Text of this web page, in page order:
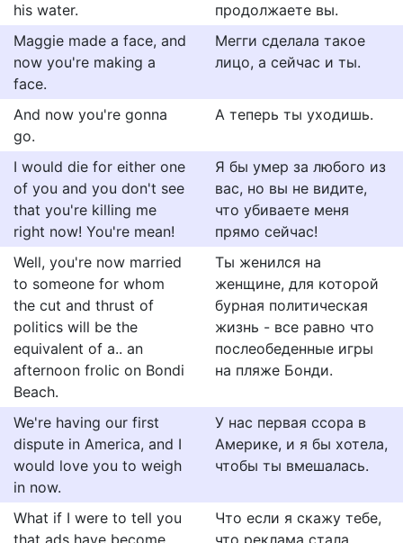
his water.
продолжаете вы.
Maggie made a face, and
now you're making a
face.
Мегги сделала такое
лицо, а сейчас и ты.
And now you're gonna
go.
А теперь ты уходишь.
I would die for either one
of you and you don't see
that you're killing me
right now! You're mean!
Я бы умер за любого из
вас, но вы не видите,
что убиваете меня
прямо сейчас!
Well, you're now married
to someone for whom
the cut and thrust of
politics will be the
equivalent of a.. an
afternoon frolic on Bondi
Beach.
Ты женился на
женщине, для которой
бурная политическая
жизнь - все равно что
послеобеденные игры
на пляже Бонди.
We're having our first
dispute in America, and I
would love you to weigh
in now.
У нас первая ссора в
Америке, и я бы хотела,
чтобы ты вмешалась.
What if I were to tell you
that ads have become
Что если я скажу тебе,
что реклама стала